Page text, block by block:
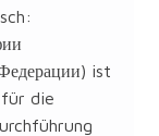
) ist
für die